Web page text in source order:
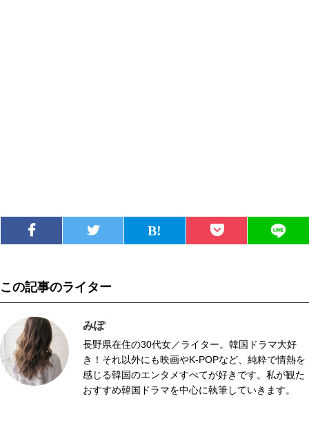
この記事のライター
みぽ
長野県在住の30代女／ライター。韓国ドラマ大好
き！それ以外にも映画やK-POPなど、純粋で情熱を
感じる韓国のエンタメすべてが好きです。私が観た
おすすめ韓国ドラマを中心に執筆していきます。